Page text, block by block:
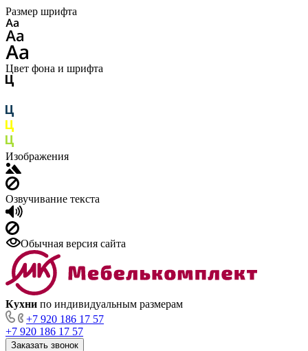
Размер шрифта
Цвет фона и шрифта
Изображения
Озвучивание текста
Обычная версия сайта
Кухни по индивидуальным размерам
+7 920 186 17 57
+7 920 186 17 57
Заказать звонок